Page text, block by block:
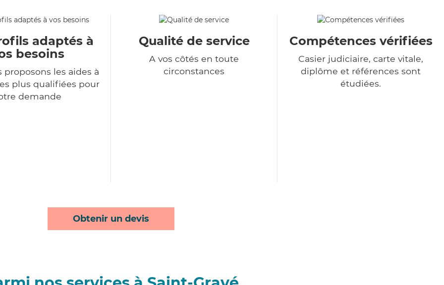
adaptés à
besoins
proposons les aides à
plus qualifiées pour
demande
Qualité de service
A vos côtés en toute
circonstances
Compétences vérifiées
Casier judiciaire, carte vitale,
diplôme et références sont
étudiées.
Obtenir un devis